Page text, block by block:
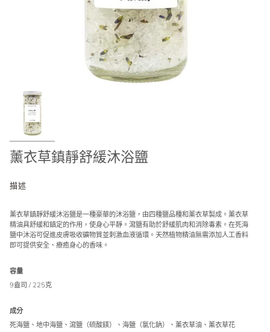
薰衣草鎮靜舒緩沐浴鹽
描述
薰衣草鎮靜舒緩沐浴鹽是一種豪華的沐浴鹽，由四種鹽品種和薰衣草製成。薰衣草
精油具舒緩和鎮定的作用，使身心平靜。瀉鹽有助於舒緩肌肉和消除毒素。在死海
鹽中沐浴可促進皮膚吸收礦物質並刺激血液循環。天然植物精油無需添加人工香料
即可提供安全、療癒身心的香味。
容量
9盎司 / 225克
成分
死海鹽、地中海鹽、瀉鹽（硫酸鎂）、海鹽（氯化鈉）、薰衣草油、薰衣草花